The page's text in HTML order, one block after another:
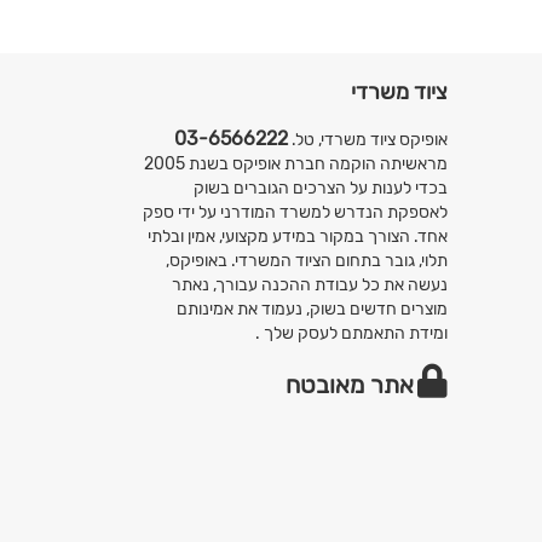
ציוד משרדי
אופיקס ציוד משרדי, טל.03-6566222
מראשיתה הוקמה חברת אופיקס בשנת 2005
בכדי לענות על הצרכים הגוברים בשוק
לאספקת הנדרש למשרד המודרני על ידי ספק
אחד. הצורך במקור במידע מקצועי, אמין ובלתי
תלוי, גובר בתחום הציוד המשרדי. באופיקס,
נעשה את כל עבודת ההכנה עבורך, נאתר
מוצרים חדשים בשוק, נעמוד את אמינותם
ומידת התאמתם לעסק שלך .
אתר מאובטח